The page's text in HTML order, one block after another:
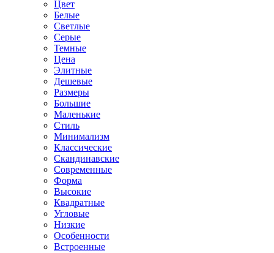
Цвет
Белые
Светлые
Серые
Темные
Цена
Элитные
Дешевые
Размеры
Большие
Маленькие
Стиль
Минимализм
Классические
Скандинавские
Современные
Форма
Высокие
Квадратные
Угловые
Низкие
Особенности
Встроенные